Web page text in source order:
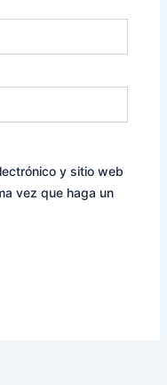
y sitio web
vez que haga un